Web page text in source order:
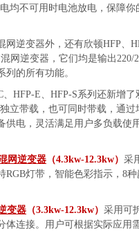
均不可用时电池放电，保障你
网逆变器外，还有欣顿HFP、
网逆变器，它们均是输出220/
列的所有功能。
、HFP-E、HFP-S系列还新增了
立带载，也可同时带载，通过
供电，灵活满足用户多负载使
网逆变器 （4.3kw-12.3kw） 采
RGB灯带，智能色彩指示，8
变器 （3.3kw-12.3kw） 采用可
体连接。用户可根据实际应用